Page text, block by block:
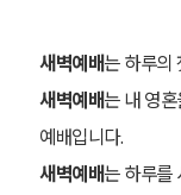
새벽예배는 하루의
새벽예배는 내 영
예배입니다.
새벽예배는 하루를